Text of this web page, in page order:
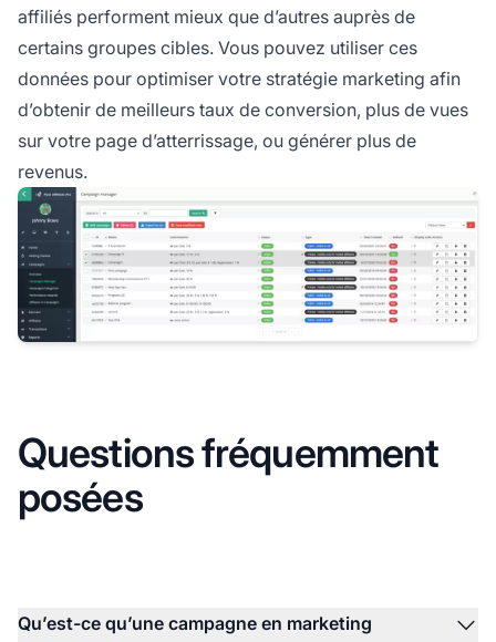
affiliés performent mieux que d’autres auprès de
certains groupes cibles. Vous pouvez utiliser ces
données pour optimiser votre stratégie marketing afin
d’obtenir de meilleurs taux de conversion, plus de vues
sur votre page d’atterrissage, ou générer plus de
revenus.
Questions fréquemment
posées
Qu’est-ce qu’une campagne en marketing